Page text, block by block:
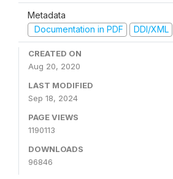
Metadata
Documentation in PDF
DDI/XML
CREATED ON
Aug 20, 2020
LAST MODIFIED
Sep 18, 2024
PAGE VIEWS
1190113
DOWNLOADS
96846